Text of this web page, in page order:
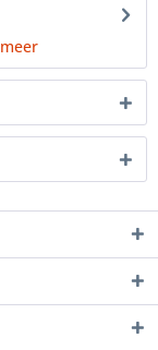
meer